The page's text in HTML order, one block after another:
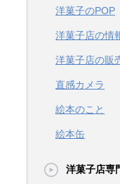
洋菓子のPOP
洋菓子店の情
洋菓子店の販
直感カメラ
絵本のこと
絵本缶
洋菓子店専